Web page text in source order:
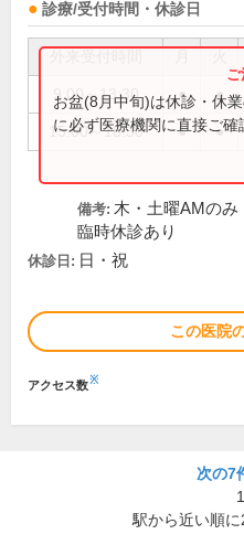
診療/受付時間・休診日
9:00～13:30 ● ●
15:00～18:30 ● ●
お盆(8月中旬)は休診・休
に必ず医療機関に直接ご確
備考: 木・土曜AMのみ
臨時休診あり
休診日: 日・祝
この医院
アクセス数※
次の7
1
駅から近い順に